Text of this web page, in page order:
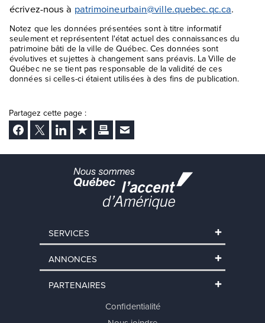
écrivez-nous à patrimoineurbain@ville.quebec.qc.ca.
Notez que les données présentées sont à titre informatif
seulement et représentent l'état actuel des connaissances du
patrimoine bâti de la ville de Québec. Ces données sont
évolutives et sujettes à changement sans préavis. La Ville de
Québec ne se tient pas responsable de la validité de ces
données si celles-ci étaient utilisées à des fins de publication.
Partagez cette page :
Facebook
Twitter LinkedInAjouter aux favoris
ImprimerEnvoyer Ã un ami
SERVICES
ANNONCES
PARTENAIRES
Confidentialité